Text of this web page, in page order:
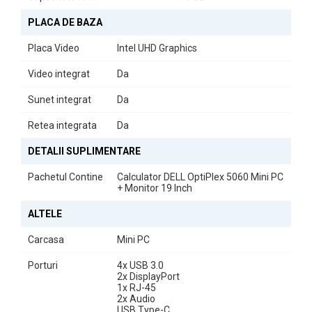
PLACA DE BAZA
Placa Video Intel UHD Graphics
Video integrat Da
Sunet integrat Da
Retea integrata Da
DETALII SUPLIMENTARE
Pachetul Contine
Calculator DELL OptiPlex 5060 Mini PC
+ Monitor 19 Inch
ALTELE
Carcasa Mini PC
Porturi
4x USB 3.0
2x DisplayPort
1x RJ-45
2x Audio